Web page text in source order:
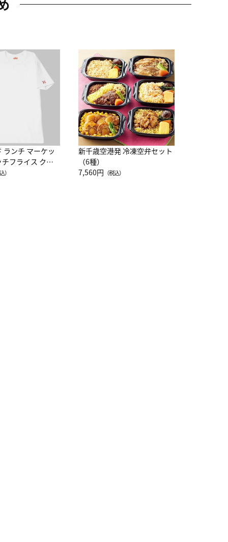
ランチ マーケッ
フライス クル
半袖Ｔシャツ
）
新千歳空港発 冷凍空弁セット
（6種）
7,560円 （税込）